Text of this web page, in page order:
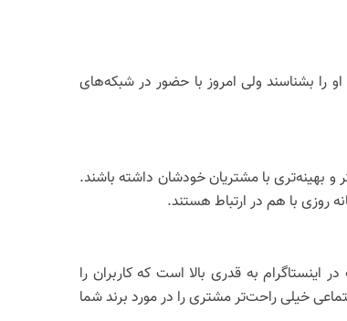
در گذشته یک کاسب 20 سال کار می‌کرد تا مردم یک شهر او را بشناسند ولی امروز با حضور در شبکه‌های
و بهینه‌تری با مشتریان خودشان داشته باشند.
روزی با هم در ارتباط هستند.
اینستاگرام به قدری بالا است که کاربران را
خیلی راحت‌تر مشتری را در مورد برند شما